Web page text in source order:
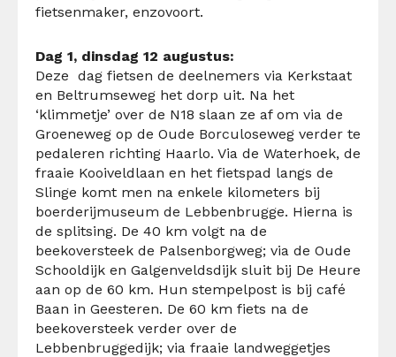
fietsenmaker, enzovoort.
Dag 1, dinsdag 12 augustus:
Deze dag fietsen de deelnemers via Kerkstaat
en Beltrumseweg het dorp uit. Na het
‘klimmetje’ over de N18 slaan ze af om via de
Groeneweg op de Oude Borculoseweg verder te
pedaleren richting Haarlo. Via de Waterhoek, de
fraaie Kooiveldlaan en het fietspad langs de
Slinge komt men na enkele kilometers bij
boerderijmuseum de Lebbenbrugge. Hierna is
de splitsing. De 40 km volgt na de
beekoversteek de Palsenborgweg; via de Oude
Schooldijk en Galgenveldsdijk sluit bij De Heure
aan op de 60 km. Hun stempelpost is bij café
Baan in Geesteren. De 60 km fiets na de
beekoversteek verder over de
Lebbenbruggedijk; via fraaie landweggetjes